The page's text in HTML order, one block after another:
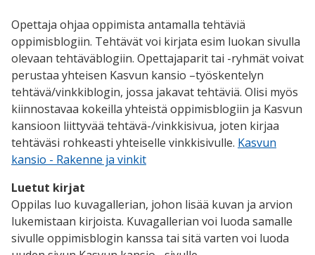
Opettaja ohjaa oppimista antamalla tehtäviä
oppimisblogiin. Tehtävät voi kirjata esim luokan sivulla
olevaan tehtäväblogiin. Opettajaparit tai -ryhmät voivat
perustaa yhteisen Kasvun kansio –työskentelyn
tehtävä/vinkkiblogin, jossa jakavat tehtäviä. Olisi myös
kiinnostavaa kokeilla yhteistä oppimisblogiin ja Kasvun
kansioon liittyvää tehtävä-/vinkkisivua, joten kirjaa
tehtäväsi rohkeasti yhteiselle vinkkisivulle. Kasvun
kansio - Rakenne ja vinkit
Luetut kirjat
Oppilas luo kuvagallerian, johon lisää kuvan ja arvion
lukemistaan kirjoista. Kuvagallerian voi luoda samalle
sivulle oppimisblogin kanssa tai sitä varten voi luoda